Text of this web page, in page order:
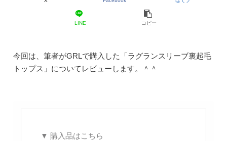
LINE コピー
今回は、筆者がGRLで購入した「ラグランスリーブ裏起毛
トップス」についてレビューします。＾＾
▼ 購入品はこちら